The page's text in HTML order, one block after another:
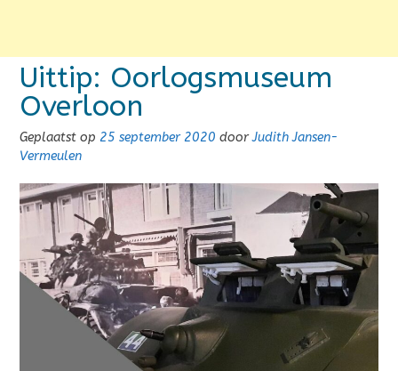
Uittip: Oorlogsmuseum
Overloon
Geplaatst op 25 september 2020 doorJudith Jansen-
Vermeulen